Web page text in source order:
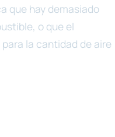
que hay demasiado
o que el
la cantidad de aire